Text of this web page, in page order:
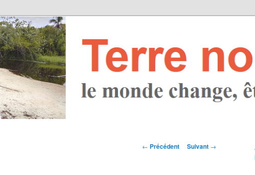
Navigation des
← Précédent Suivant →